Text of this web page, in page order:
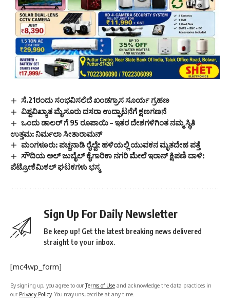
ಸೆ.21ರಂದು ಸಂಭವಿಸಲಿದೆ ಖಂಡಗ್ರಾಸ ಸೂರ್ಯ ಗ್ರಹಣ
ವಿಶ್ವವಿಖ್ಯಾತ ಮೈಸೂರು ದಸರಾ ಉದ್ಘಾಟನೆಗೆ ಕ್ಷಣಗಣನೆ
ಒಂದು ಡಾಲರ್ ಗೆ 95 ರೂಪಾಯಿ – ಇತರ ದೇಶಗಳಿಗಿಂತ ನಮ್ಮ ಸ್ಥಿತಿ
ಉತ್ತಮ: ನಿರ್ಮಲಾ ಸೀತಾರಾಮನ್
ಮಂಗಳೂರು: ಪಚ್ಚನಾಡಿ ರೈಲ್ವೇ ಹಳಿಯಲ್ಲಿ ಯುವಕನ ಮೃತದೇಹ ಪತ್ತೆ
ಸೌದಿಯ ಅಲ್ ಜುಬೈಲ್ ಕೈಗಾರಿಕಾ ನಗರಿ ಮೇಲೆ ಇರಾನ್ ಕ್ಷಿಪಣಿ ದಾಳಿ:
ಪೆಟ್ರೋಕೆಮಿಕಲ್ ಘಟಕಗಳು ಭಸ್ಮ
Sign Up For Daily Newsletter
Be keep up! Get the latest breaking news delivered
straight to your inbox.
[mc4wp_form]
By signing up, you agree to ourTerms of Use and acknowledge the data practices in
our Privacy Policy. You may unsubscribe at any time.